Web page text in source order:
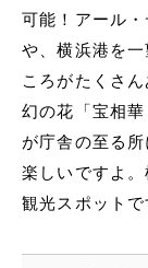
可能！アール
や、横浜港を
ころがたくさ
幻の花「宝相
が庁舎の至る
楽しいですよ
観光スポットで